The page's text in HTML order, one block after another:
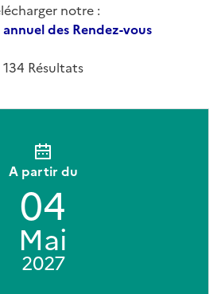
notre :
des Rendez-vous
134 Résultats
A partir du
04
Mai
2027